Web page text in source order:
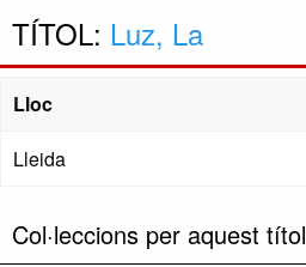
TÍTOL: Luz, La
Lloc
Lleida
Col·leccions per aquest títol